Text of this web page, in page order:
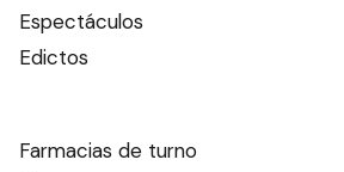
Espectáculos
Edictos
Farmacias de turno